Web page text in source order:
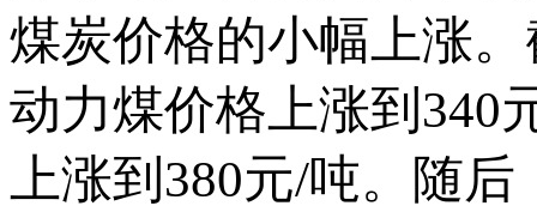
煤炭价格的小幅上涨
动力煤价格上涨到340
上涨到380元/吨。随